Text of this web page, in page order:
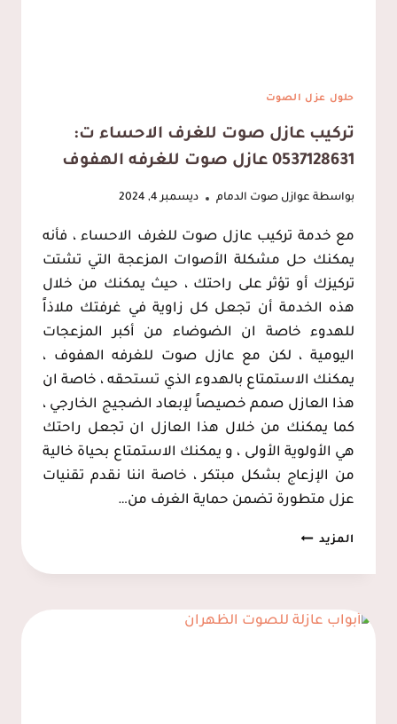
حلول عزل الصوت
تركيب عازل صوت للغرف الاحساء ت:
0537128631 عازل صوت للغرفه الهفوف
بواسطة عوازل صوت الدمام ديسمبر 4, 2024
مع خدمة تركيب عازل صوت للغرف الاحساء ، فأنه
يمكنك حل مشكلة الأصوات المزعجة التي تشتت
تركيزك أو تؤثر على راحتك ، حيث يمكنك من خلال
هذه الخدمة أن تجعل كل زاوية في غرفتك ملاذاً
للهدوء خاصة ان الضوضاء من أكبر المزعجات
اليومية ، لكن مع عازل صوت للغرفه الهفوف ،
يمكنك الاستمتاع بالهدوء الذي تستحقه ، خاصة ان
هذا العازل صمم خصيصاً لإبعاد الضجيج الخارجي ،
كما يمكنك من خلال هذا العازل ان تجعل راحتك
هي الأولوية الأولى ، و يمكنك الاستمتاع بحياة خالية
من الإزعاج بشكل مبتكر ، خاصة اننا نقدم تقنيات
عزل متطورة تضمن حماية الغرف من…
المزيدتركيب
للغرف